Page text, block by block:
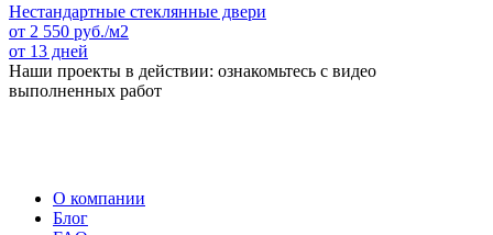
Нестандартные стеклянные двери
от 2 550 руб./м2
от 13 дней
Наши проекты в действии: ознакомьтесь с видео
выполненных работ
О компании
Блог